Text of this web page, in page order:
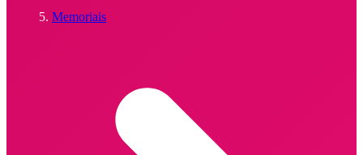
Memoriais